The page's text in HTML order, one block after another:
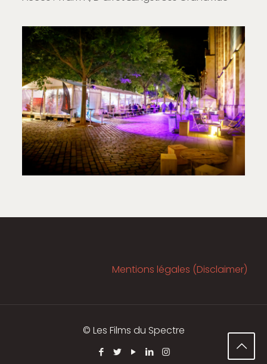
Mentions légales (Disclaimer)
© Les Films du Spectre